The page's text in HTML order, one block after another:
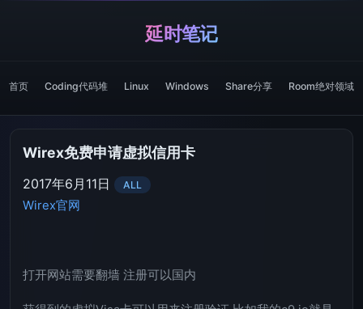
延时笔记
首页 Coding代码堆 Linux Windows Share分享 Room绝对领域
Wirex免费申请虚拟信用卡
2017年6月11日 ALL
Wirex官网
打开网站需要翻墙 注册可以国内